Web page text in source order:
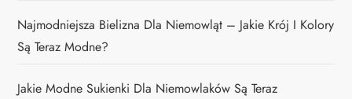
Najmodniejsza Bielizna Dla Niemowląt – Jakie Krój I Kolory
Są Teraz Modne?
Jakie Modne Sukienki Dla Niemowlaków Są Teraz